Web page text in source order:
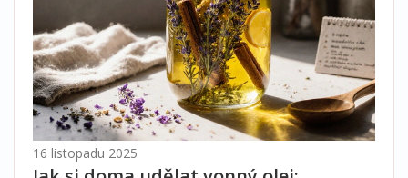
16 listopadu 2025